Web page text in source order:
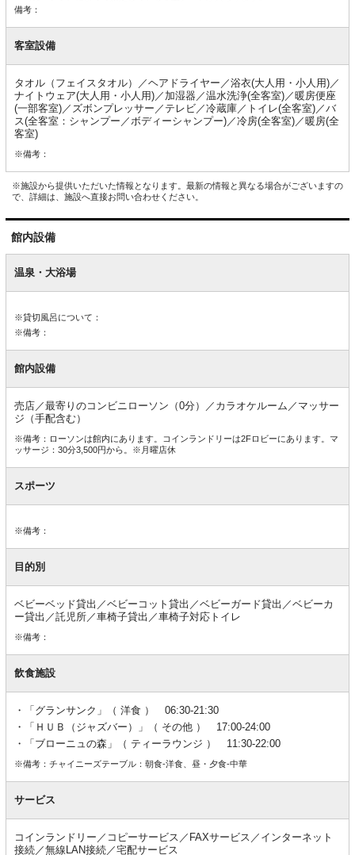
備考：
客室設備
タオル（フェイスタオル）／ヘアドライヤー／浴衣(大人用・小人用)／
ナイトウェア(大人用・小人用)／加湿器／温水洗浄(全客室)／暖房便座
(一部客室)／ズボンプレッサー／テレビ／冷蔵庫／トイレ(全客室)／バ
ス(全客室：シャンプー／ボディーシャンプー)／冷房(全客室)／暖房(全
客室)
※備考：
※施設から提供いただいた情報となります。最新の情報と異なる場合がございますの
で、詳細は、施設へ直接お問い合わせください。
館内設備
館
内温泉・大浴場
※貸切風呂について：
※備考：
館内設備
売店／最寄りのコンビニローソン（0分）／カラオケルーム／マッサー
ジ（手配含む）
※備考：ローソンは館内にあります。コインランドリーは2Fロビーにあります。マ
ッサージ：30分3,500円から。※月曜店休
スポーツ
※備考：
目的別
ベビーベッド貸出／ベビーコット貸出／ベビーガード貸出／ベビーカ
ー貸出／託児所／車椅子貸出／車椅子対応トイレ
※備考：
飲食施設
「グランサンク」（ 洋食 ） 06:30-21:30
「ＨＵＢ（ジャズバー）」（ その他 ） 17:00-24:00
「ブローニュの森」（ ティーラウンジ ） 11:30-22:00
※備考：チャイニーズテーブル：朝食-洋食、昼・夕食-中華
サービス
コインランドリー／コピーサービス／FAXサービス／インターネット
接続／無線LAN接続／宅配サービス